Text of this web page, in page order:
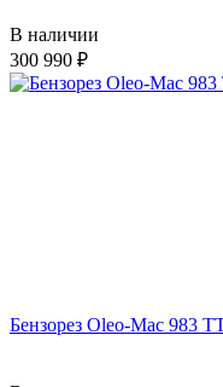
В наличии
300 990
Бензорез Oleo-Mac 983